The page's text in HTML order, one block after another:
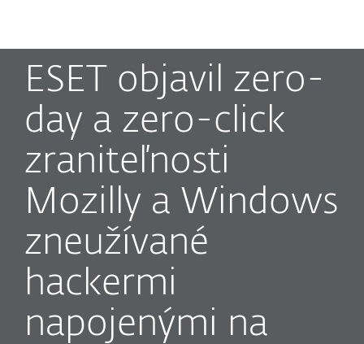
ESET objavil zero-
day a zero-click
zraniteľnosti
Mozilly a Windows
zneužívané
hackermi
napojenými na